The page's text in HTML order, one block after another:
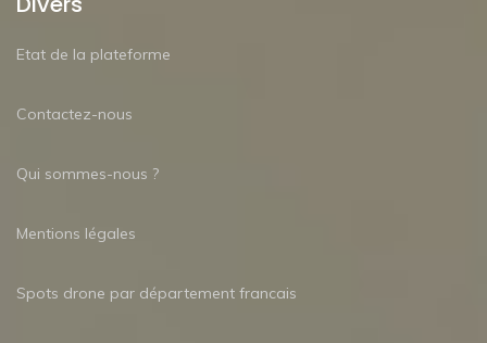
Etat de la plateforme
Contactez-nous
Qui sommes-nous ?
Mentions légales
Spots drone par département francais